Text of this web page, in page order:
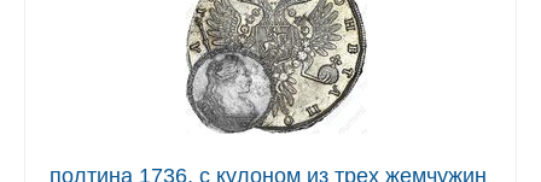
полтина 1736, с кулоном из трех жемчужин